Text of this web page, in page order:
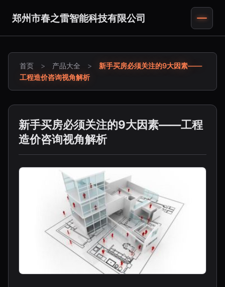
郑州市春之雷智能科技有限公司
首页 > 产品大全 >
新手买房必须关注的9大因素——
工程造价咨询视角解析
新手买房必须关注的9大因素——工程
造价咨询视角解析